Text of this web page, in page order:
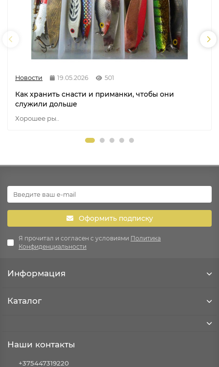
Новости 19.05.2026 501
Как хранить снасти и приманки, чтобы они
служили дольше
Хорошее ры..
Оформить подписку
Я прочитал и согласен с условиями Политика
Конфиденциальности
Информация
Каталог
Наши контакты
+375447319220